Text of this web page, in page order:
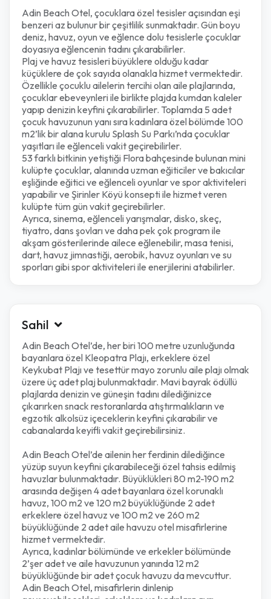
Adin Beach Otel, çocuklara özel tesisler açısından eşi
benzeri az bulunur bir çeşitlilik sunmaktadır. Gün boyu
deniz, havuz, oyun ve eğlence dolu tesislerle çocuklar
doyasıya eğlencenin tadını çıkarabilirler.
Plaj ve havuz tesisleri büyüklere olduğu kadar
küçüklere de çok sayıda olanakla hizmet vermektedir.
Özellikle çocuklu ailelerin tercihi olan aile plajlarında,
çocuklar ebeveynleri ile birlikte plajda kumdan kaleler
yapıp denizin keyfini çıkarabilirler. Toplamda 5 adet
çocuk havuzunun yanı sıra kadınlara özel bölümde 100
m2’lik bir alana kurulu Splash Su Parkı’nda çocuklar
yaşıtları ile eğlenceli vakit geçirebilirler.
53 farklı bitkinin yetiştiği Flora bahçesinde bulunan mini
kulüpte çocuklar, alanında uzman eğiticiler ve bakıcılar
eşliğinde eğitici ve eğlenceli oyunlar ve spor aktiviteleri
yapabilir ve Şirinler Köyü konsepti ile hizmet veren
kulüpte tüm gün vakit geçirebilirler.
Ayrıca, sinema, eğlenceli yarışmalar, disko, skeç,
tiyatro, dans şovları ve daha pek çok program ile
akşam gösterilerinde ailece eğlenebilir, masa tenisi,
dart, havuz jimnastiği, aerobik, havuz oyunları ve su
sporları gibi spor aktiviteleri ile enerjilerini atabilirler.
Sahil
Adin Beach Otel’de, her biri 100 metre uzunluğunda
bayanlara özel Kleopatra Plajı, erkeklere özel
Keykubat Plajı ve tesettür mayo zorunlu aile plajı olmak
üzere üç adet plaj bulunmaktadır. Mavi bayrak ödüllü
plajlarda denizin ve güneşin tadını dilediğinizce
çıkarırken snack restoranlarda atıştırmalıkların ve
egzotik alkolsüz içeceklerin keyfini çıkarabilir ve
cabanalarda keyifli vakit geçirebilirsiniz.
Adin Beach Otel’de ailenin her ferdinin dilediğince
yüzüp suyun keyfini çıkarabileceği özel tahsis edilmiş
havuzlar bulunmaktadır. Büyüklükleri 80 m2-190 m2
arasında değişen 4 adet bayanlara özel korunaklı
havuz, 100 m2 ve 120 m2 büyüklüğünde 2 adet
erkeklere özel havuz ve 100 m2 ve 260 m2
büyüklüğünde 2 adet aile havuzu otel misafirlerine
hizmet vermektedir.
Ayrıca, kadınlar bölümünde ve erkekler bölümünde
2’şer adet ve aile havuzunun yanında 12 m2
büyüklüğünde bir adet çocuk havuzu da mevcuttur.
Adin Beach Otel, misafirlerin dinlenip